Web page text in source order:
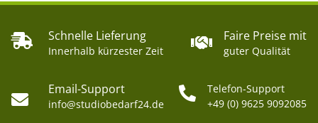
Schnelle Lieferung
Innerhalb kürzester Zeit
Faire Preise mit
guter Qualität
Email-Support
info@studiobedarf24.de
Telefon-Support
+49 (0) 9625 9092085